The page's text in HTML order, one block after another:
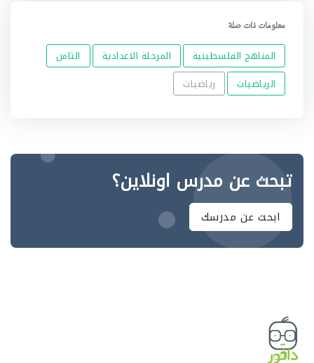
معلومات ذات صلة
المناهج الفلسطينية المرحلة الاعدادية
الثامن
الرياضيات
رياضيات
تبحث عن مدرس اونلاين؟
ابحث عن مدرسك